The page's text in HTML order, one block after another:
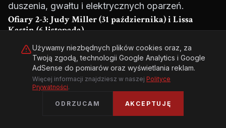
duszenia, gwałtu i elektrycznych oparzeń.
Ofiary 2-3: Judy Miller (31 października) i Lissa
Kastin (6 listopada)
Judy Miller, piętnastoletnia uciekinierka z domu,
zaginęła w noc Halloween. Jej ciało znaleziono
na wzgórzu La Crescenta. Lissa Kastin,
dwudziestojednoletnia kelnerka, została porwana
w drodze z pracy. Obie kobiety nosiły ślady
Używamy niezbędnych plików cookies oraz, za
Twoją zgodą, technologii Google Analytics i Google
AdSense do pomiarów oraz wyświetlania reklam.
Więcej informacji znajdziesz w naszej Polityce
Prywatności.
ODRZUCAM AKCEPTUJĘ